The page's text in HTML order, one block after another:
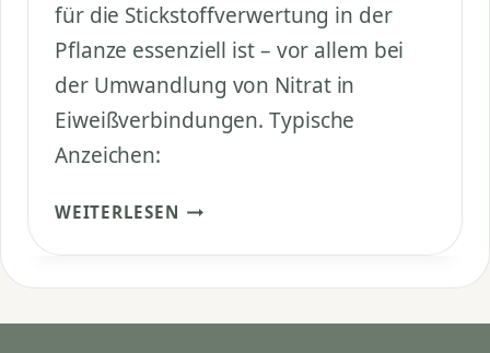
für die Stickstoffverwertung in der
Pflanze essenziell ist – vor allem bei
der Umwandlung von Nitrat in
Eiweißverbindungen. Typische
Anzeichen:
WEITERLESEN WIE
ICH M
OLYBDÄNMANGEL B